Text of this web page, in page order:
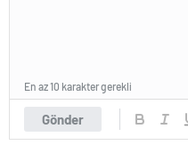
Gönder
En az 10 karakter gerekli